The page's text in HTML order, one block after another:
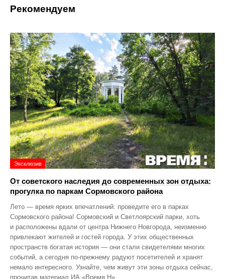
Рекомендуем
Эксклюзив
От советского наследия до современных зон отдыха:
прогулка по паркам Сормовского района
Лето — время ярких впечатлений: проведите его в парках
Сормовского района! Сормовский и Светлоярский парки, хоть
и расположены вдали от центра Нижнего Новгорода, неизменно
привлекают жителей и гостей города. У этих общественных
пространств богатая история — они стали свидетелями многих
событий, а сегодня по‑прежнему радуют посетителей и хранят
немало интересного. Узнайте, чем живут эти зоны отдыха сейчас,
прочитав материал ИА «Время Н».